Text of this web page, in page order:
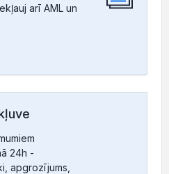
arī AML un
24h -
apgrozījums,